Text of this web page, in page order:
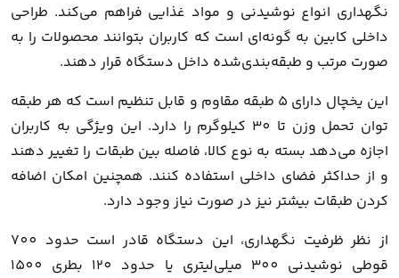
نگهداری انواع نوشیدنی و مواد غذایی فراهم می‌کند. طراحی
داخلی کابین به گونه‌ای است که کاربران بتوانند محصولات را به
صورت مرتب و طبقه‌بندی‌شده داخل دستگاه قرار دهند.
این یخچال دارای 5 طبقه مقاوم و قابل تنظیم است که هر طبقه
توان تحمل وزن تا 30 کیلوگرم را دارد. این ویژگی به کاربران
اجازه می‌دهد بسته به نوع کالا، فاصله بین طبقات را تغییر دهند
و از حداکثر فضای داخلی استفاده کنند. همچنین امکان اضافه
کردن طبقات بیشتر نیز در صورت نیاز وجود دارد.
از نظر ظرفیت نگهداری، این دستگاه قادر است حدود 700
قوطی نوشیدنی 300 میلی‌لیتری یا حدود 120 بطری 1500